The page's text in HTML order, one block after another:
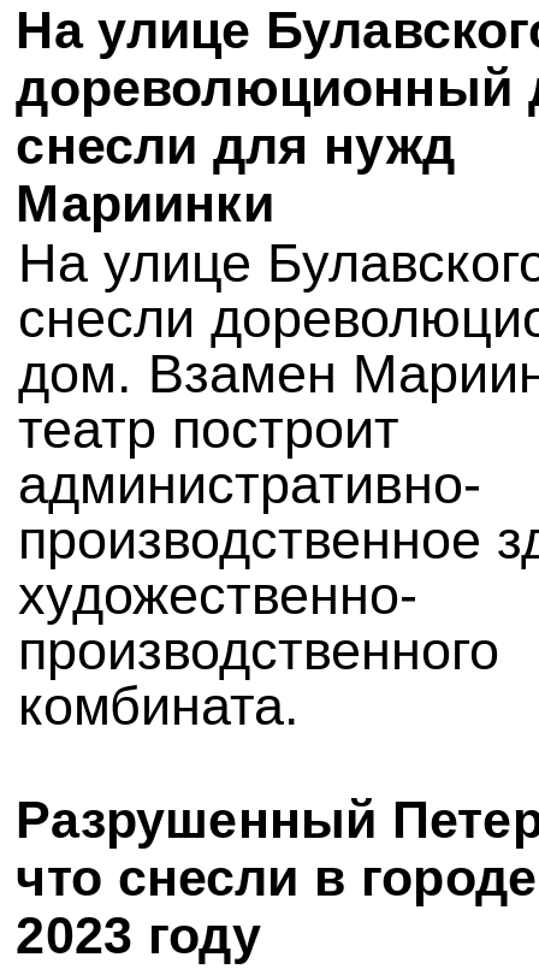
На улице
дореволюционный
снесли для нужд
Мариинки
На улице
снесли
дом. Взамен
театр построит
административно-
производственное
художественно-
производственного
комбината.
Разрушенный
что снесли в
2023 году